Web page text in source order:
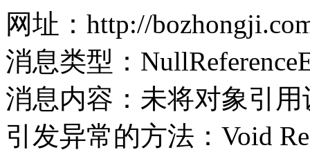
网址：http://
消息类型：
消息内容：未将对象引
引发异常的方法：Void